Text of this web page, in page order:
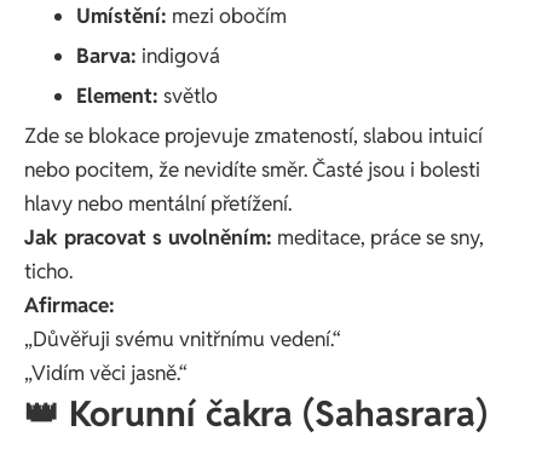
Umístění: mezi obočím
Barva: indigová
Element: světlo
Zde se blokace projevuje zmateností, slabou intuicí
nebo pocitem, že nevidíte směr. Časté jsou i bolesti
hlavy nebo mentální přetížení.
Jak pracovat s uvolněním: meditace, práce se sny,
ticho.
Afirmace:
„Důvěřuji svému vnitřnímu vedení.“
„Vidím věci jasně.“
👑 Korunní čakra (Sahasrara)